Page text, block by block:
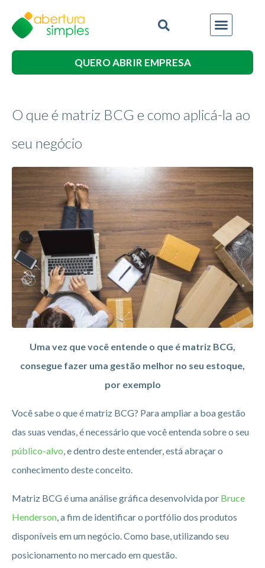
QUERO ABRIR EMPRESA
O que é matriz BCG e como aplicá-la ao
seu negócio
Uma vez que você entende o que é matriz BCG,
consegue fazer uma gestão melhor no seu estoque,
por exemplo
Você sabe o que é matriz BCG? Para ampliar a boa gestão
das suas vendas, é necessário que você entenda sobre o seu
público-alvo, e dentro deste entender, está abraçar o
conhecimento deste conceito.
Matriz BCG é uma análise gráfica desenvolvida por Bruce
Henderson, a fim de identificar o portfólio dos produtos
disponíveis em um negócio. Como base, utilizando seu
posicionamento no mercado em questão.